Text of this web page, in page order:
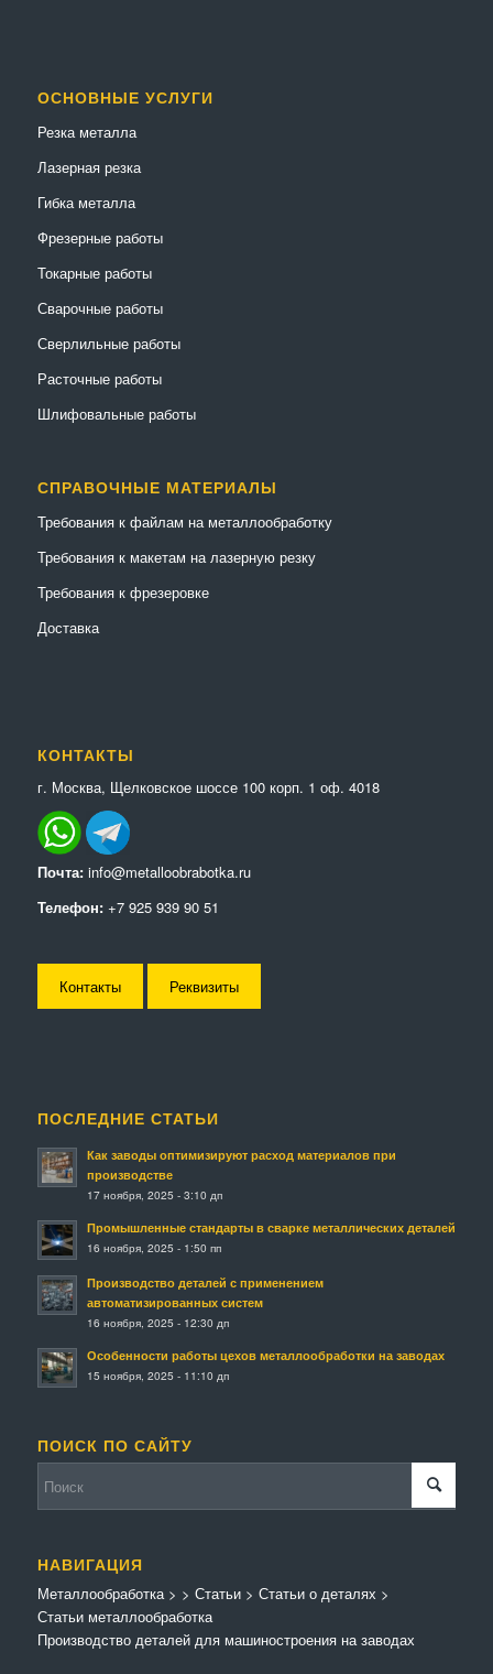
ОСНОВНЫЕ УСЛУГИ
Резка металла
Лазерная резка
Гибка металла
Фрезерные работы
Токарные работы
Сварочные работы
Сверлильные работы
Расточные работы
Шлифовальные работы
СПРАВОЧНЫЕ МАТЕРИАЛЫ
Требования к файлам на металлообработку
Требования к макетам на лазерную резку
Требования к фрезеровке
Доставка
КОНТАКТЫ
г. Москва, Щелковское шоссе 100 корп. 1 оф. 4018
Почта: info@metalloobrabotka.ru
Телефон: +7 925 939 90 51
Контакты Реквизиты
ПОСЛЕДНИЕ СТАТЬИ
Как заводы оптимизируют расход материалов при
производстве
17 ноября, 2025 - 3:10 дп
Промышленные стандарты в сварке металлических деталей
16 ноября, 2025 - 1:50 пп
Производство деталей с применением
автоматизированных систем
16 ноября, 2025 - 12:30 дп
Особенности работы цехов металлообработки на заводах
15 ноября, 2025 - 11:10 дп
ПОИСК ПО САЙТУ
НАВИГАЦИЯ
Металлообработка>
Статьи металлообработка
> Статьи> Статьи о деталях >
Производство деталей для машиностроения на заводах